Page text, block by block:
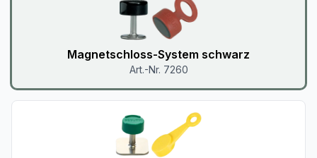
Magnetschloss-System schwarz
Art.-Nr. 7260